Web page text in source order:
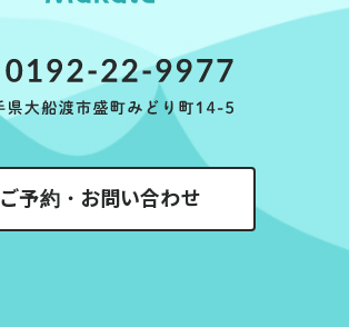
ご予約・お問い合わせ